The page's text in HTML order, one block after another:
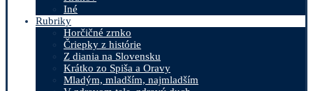
Iné
Rubriky
Horčičné zrnko
Čriepky z histórie
Z diania na Slovensku
Krátko zo Spiša a Oravy
Mladým, mladším, najmladším